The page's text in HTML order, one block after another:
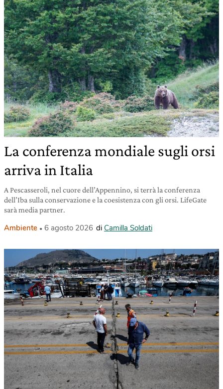
La conferenza mondiale sugli orsi
arriva in Italia
A Pescasseroli, nel cuore dell’Appennino, si terrà la conferenza
dell’Iba sulla conservazione e la coesistenza con gli orsi. LifeGate
sarà media partner.
Ambiente 6 agosto 2026 di Camilla Soldati